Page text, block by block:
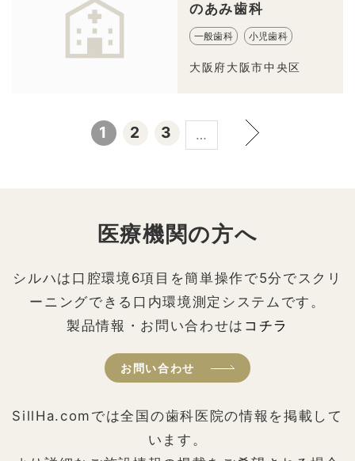
のあみ歯科
一般歯科 小児歯科
大阪府大阪市中央区
1 2 3 …
医療機関の方へ
シルハは口腔環境6項目を簡単操作で5分でスクリ
ーニングできる口内環境測定システムです。
製品情報・お問い合わせは コチラ
お問い合わせ
SillHa.comでは全国の歯科医院の情報を掲載して
います。